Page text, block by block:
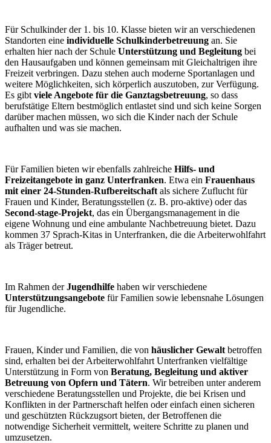
Für Schulkinder der 1. bis 10. Klasse bieten wir an verschiedenen
Standorten eine individuelle Schulkinderbetreuung an. Sie
erhalten hier nach der Schule Unterstützung und Begleitung bei
den Hausaufgaben und können gemeinsam mit Gleichaltrigen ihre
Freizeit verbringen. Dazu stehen auch moderne Sportanlagen und
weitere Möglichkeiten, sich körperlich auszutoben, zur Verfügung.
Es gibt viele Angebote für die Ganztagsbetreuung, so dass
berufstätige Eltern bestmöglich entlastet sind und sich keine Sorgen
darüber machen müssen, wo sich die Kinder nach der Schule
aufhalten und was sie machen.
Für Familien bieten wir ebenfalls zahlreiche Hilfs- und
Freizeitangebote in ganz Unterfranken. Etwa ein Frauenhaus
mit einer 24-Stunden-Rufbereitschaft als sichere Zuflucht für
Frauen und Kinder, Beratungsstellen (z. B. pro-aktive) oder das
Second-stage-Projekt, das ein Übergangsmanagement in die
eigene Wohnung und eine ambulante Nachbetreuung bietet. Dazu
kommen 37 Sprach-Kitas in Unterfranken, die die Arbeiterwohlfahrt
als Träger betreut.
Im Rahmen derJugendhilfe haben wir verschiedene
Unterstützungsangebote für Familien sowie lebensnahe Lösungen
für Jugendliche.
Frauen, Kinder und Familien, die von häuslicher Gewalt betroffen
sind, erhalten bei der Arbeiterwohlfahrt Unterfranken vielfältige
Unterstützung in Form von Beratung, Begleitung und aktiver
Betreuung von Opfern und Tätern. Wir betreiben unter anderem
verschiedene Beratungsstellen und Projekte, die bei Krisen und
Konflikten in der Partnerschaft helfen oder einfach einen sicheren
und geschützten Rückzugsort bieten, der Betroffenen die
notwendige Sicherheit vermittelt, weitere Schritte zu planen und
umzusetzen.